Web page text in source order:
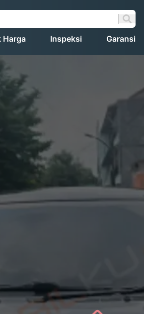
Harga Inspeksi Garansi